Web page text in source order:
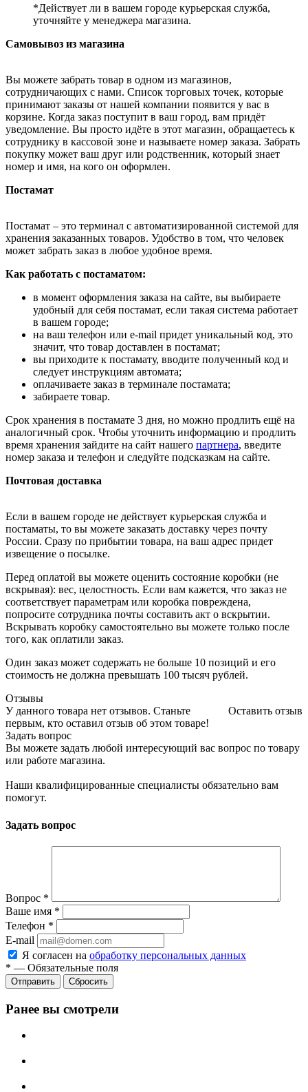
*Действует ли в вашем городе курьерская служба,
уточняйте у менеджера магазина.
Самовывоз из магазина
Вы можете забрать товар в одном из магазинов,
сотрудничающих с нами. Список торговых точек, которые
принимают заказы от нашей компании появится у вас в
корзине. Когда заказ поступит в ваш город, вам придёт
уведомление. Вы просто идёте в этот магазин, обращаетесь к
сотруднику в кассовой зоне и называете номер заказа. Забрать
покупку может ваш друг или родственник, который знает
номер и имя, на кого он оформлен.
Постамат
Постамат – это терминал с автоматизированной системой для
хранения заказанных товаров. Удобство в том, что человек
может забрать заказ в любое удобное время.
Как работать с постаматом:
в момент оформления заказа на сайте, вы выбираете
удобный для себя постамат, если такая система работает
в вашем городе;
на ваш телефон или e-mail придет уникальный код, это
значит, что товар доставлен в постамат;
вы приходите к постамату, вводите полученный код и
следует инструкциям автомата;
оплачиваете заказ в терминале постамата;
забираете товар.
Срок хранения в постамате 3 дня, но можно продлить ещё на
аналогичный срок. Чтобы уточнить информацию и продлить
время хранения зайдите на сайт нашего партнера, введите
номер заказа и телефон и следуйте подсказкам на сайте.
Почтовая доставка
Если в вашем городе не действует курьерская служба и
постаматы, то вы можете заказать доставку через почту
России. Сразу по прибытии товара, на ваш адрес придет
извещение о посылке.
Перед оплатой вы можете оценить состояние коробки (не
вскрывая): вес, целостность. Если вам кажется, что заказ не
соответствует параметрам или коробка повреждена,
попросите сотрудника почты составить акт о вскрытии.
Вскрывать коробку самостоятельно вы можете только после
того, как оплатили заказ.
Один заказ может содержать не больше 10 позиций и его
стоимость не должна превышать 100 тысяч рублей.
Отзывы
Оставить отзыв
У данного товара нет отзывов. Станьте
первым, кто оставил отзыв об этом товаре!
Задать вопрос
Вы можете задать любой интересующий вас вопрос по товару
или работе магазина.
Наши квалифицированные специалисты обязательно вам
помогут.
Задать вопрос
Вопрос *
Ваше имя *
Телефон *
E-mail
Я согласен на обработку персональных данных
* — Обязательные поля
Отправить Сбросить
Ранее вы смотрели